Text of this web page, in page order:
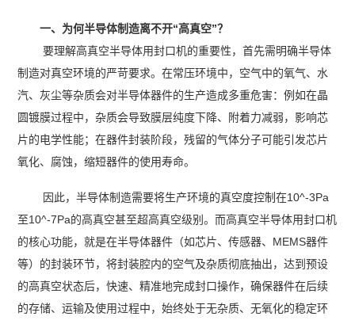
一、为何半导体制造离不开“高真空”？
要理解高真空半导体用封口机的重要性，首先需明确半导体
制造对真空环境的严苛要求。在常压环境中，空气中的氧气、水
汽、灰尘等杂质会对半导体器件的生产造成多重危害：例如在晶
圆镀膜过程中，杂质会导致膜层纯度下降、附着力减弱，影响芯
片的电学性能；在器件封装阶段，残留的气体分子可能引发芯片
氧化、腐蚀，缩短器件的使用寿命。
因此，半导体制造需要将生产环境的真空度控制在10^-3Pa
至10^-7Pa的高真空甚至超高真空级别。而高真空半导体用封口机
的核心功能，就是在半导体器件（如芯片、传感器、MEMS器件
等）的封装环节，将封装腔内的空气及杂质彻底抽出，达到预设
的高真空状态后，快速、精准地完成封口操作，确保器件在后续
的存储、运输及使用过程中，始终处于无杂质、无氧化的稳定环